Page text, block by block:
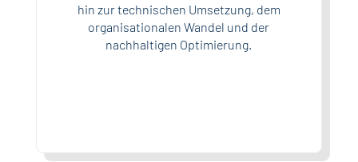
hin zur technischen Umsetzung, dem
organisationalen Wandel und der
nachhaltigen Optimierung.